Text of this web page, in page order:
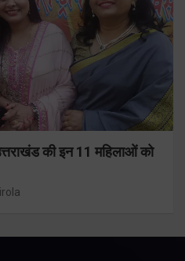
की इन 11 महिलाओं को